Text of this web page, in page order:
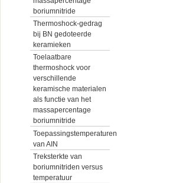
boriumnitride
Thermoshock-gedrag
bij BN gedoteerde
keramieken
Toelaatbare
thermoshock voor
verschillende
keramische materialen
als functie van het
massapercentage
boriumnitride
Toepassingstemperaturen
van AIN
Treksterkte van
boriumnitriden versus
temperatuur